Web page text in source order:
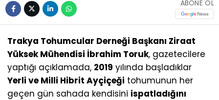
ABONE OL
Trakya Tohumcular Derneği Başkanı Ziraat
Yüksek Mühendisi İbrahim Toruk, gazetecilere
yaptığı açıklamada, 2019 yılında başladıklar
Yerli ve Milli Hibrit Ayçiçeği tohumunun her
geçen gün sahada kendisini ispatladığını